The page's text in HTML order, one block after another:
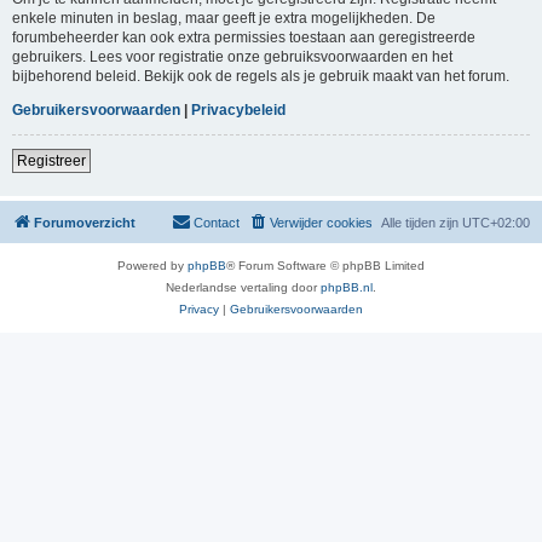
enkele minuten in beslag, maar geeft je extra mogelijkheden. De
forumbeheerder kan ook extra permissies toestaan aan geregistreerde
gebruikers. Lees voor registratie onze gebruiksvoorwaarden en het
bijbehorend beleid. Bekijk ook de regels als je gebruik maakt van het forum.
Gebruikersvoorwaarden | Privacybeleid
Registreer
Forumoverzicht Alle tijden zijn UTC+02:00
Verwijder cookies
Contact
Powered by phpBB® Forum Software © phpBB Limited
Nederlandse vertaling doorphpBB.nl
Privacy | Gebruikersvoorwaarden